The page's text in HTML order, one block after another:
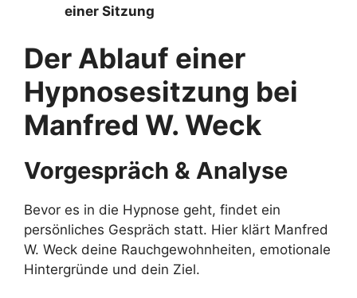
einer Sitzung
Der Ablauf einer
Hypnosesitzung bei
Manfred W. Weck
Vorgespräch & Analyse
Bevor es in die Hypnose geht, findet ein
persönliches Gespräch statt. Hier klärt Manfred
W. Weck deine Rauchgewohnheiten, emotionale
Hintergründe und dein Ziel.